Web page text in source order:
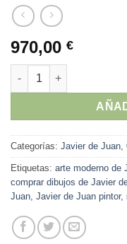
970,00 €
Javier de Juan - "Deja
Categorías: Javier de Juan
Etiquetas: arte moderno de
comprar dibujos de Javier
Juan Javier de Juan pintor,